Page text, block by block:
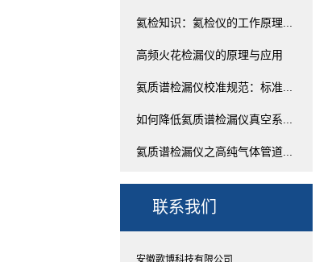
氦检知识：氦检仪的工作原理...
高频火花检漏仪的原理与应用
氦质谱检漏仪校准规范：标准...
如何降低氦质谱检漏仪真空系...
氦质谱检漏仪之高纯气体管道...
联系我们